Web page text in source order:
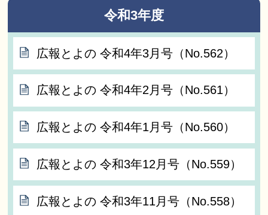
令和3年度
広報とよの 令和4年3月号（No.562）
広報とよの 令和4年2月号（No.561）
広報とよの 令和4年1月号（No.560）
広報とよの 令和3年12月号（No.559）
広報とよの 令和3年11月号（No.558）